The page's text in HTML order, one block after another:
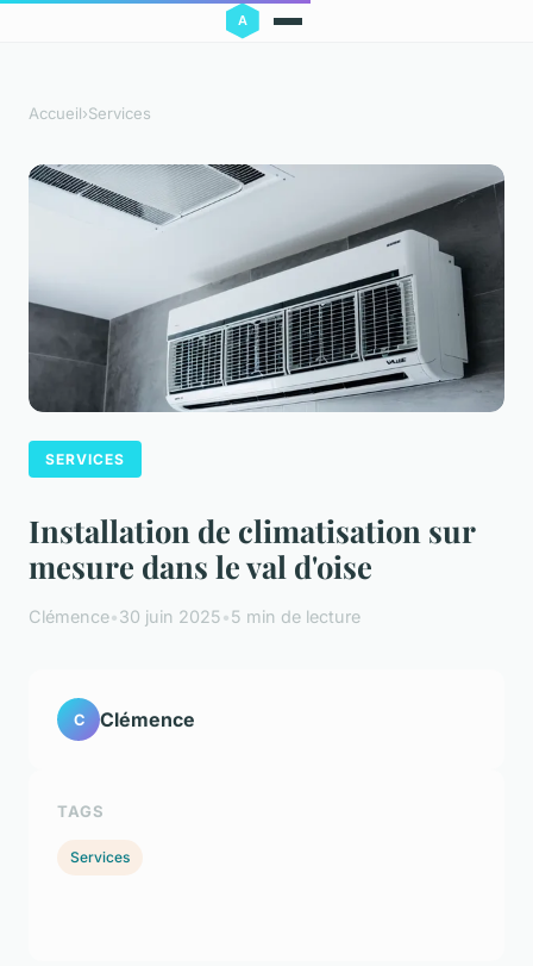
Accueil›Services
SERVICES
Installation de climatisation sur
mesure dans le val d'oise
Clémence•30 juin 2025•5 min de lecture
C Clémence
TAGS
Services